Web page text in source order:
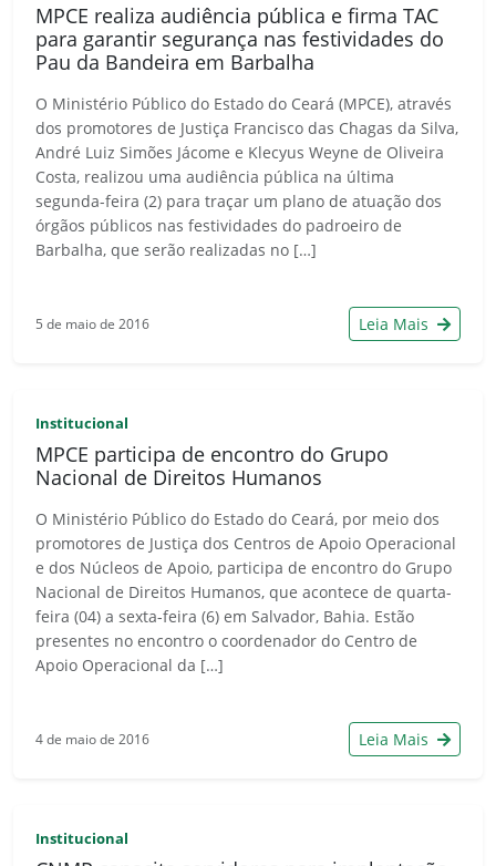
MPCE realiza audiência pública e firma TAC
para garantir segurança nas festividades do
Pau da Bandeira em Barbalha
O Ministério Público do Estado do Ceará (MPCE), através
dos promotores de Justiça Francisco das Chagas da Silva,
André Luiz Simões Jácome e Klecyus Weyne de Oliveira
Costa, realizou uma audiência pública na última
segunda-feira (2) para traçar um plano de atuação dos
órgãos públicos nas festividades do padroeiro de
Barbalha, que serão realizadas no […]
5 de maio de 2016 Leia Mais
Institucional
MPCE participa de encontro do Grupo
Nacional de Direitos Humanos
O Ministério Público do Estado do Ceará, por meio dos
promotores de Justiça dos Centros de Apoio Operacional
e dos Núcleos de Apoio, participa de encontro do Grupo
Nacional de Direitos Humanos, que acontece de quarta-
feira (04) a sexta-feira (6) em Salvador, Bahia. Estão
presentes no encontro o coordenador do Centro de
Apoio Operacional da […]
4 de maio de 2016 Leia Mais
Institucional